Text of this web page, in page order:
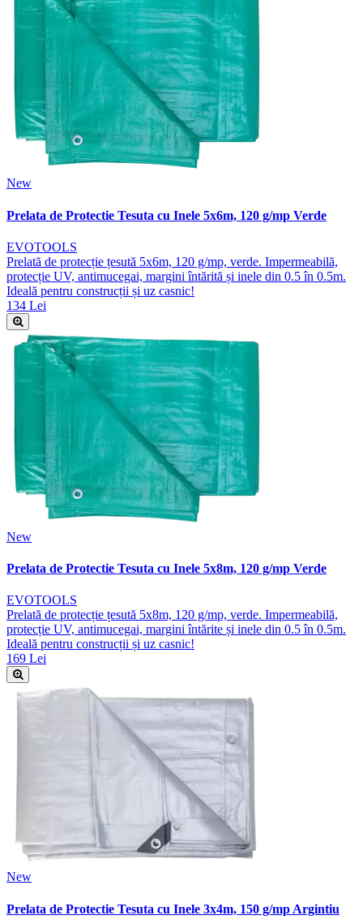
New
Prelata de Protectie Tesuta cu Inele 5x6m, 120 g/mp Verde
EVOTOOLS
Prelată de protecție țesută 5x6m, 120 g/mp, verde. Impermeabilă,
protecție UV, antimucegai, margini întărită și inele din 0.5 în 0.5m.
Ideală pentru construcții și uz casnic!
134 Lei
New
Prelata de Protectie Tesuta cu Inele 5x8m, 120 g/mp Verde
EVOTOOLS
Prelată de protecție țesută 5x8m, 120 g/mp, verde. Impermeabilă,
protecție UV, antimucegai, margini întărite și inele din 0.5 în 0.5m.
Ideală pentru construcții și uz casnic!
169 Lei
New
Prelata de Protectie Tesuta cu Inele 3x4m, 150 g/mp Argintiu